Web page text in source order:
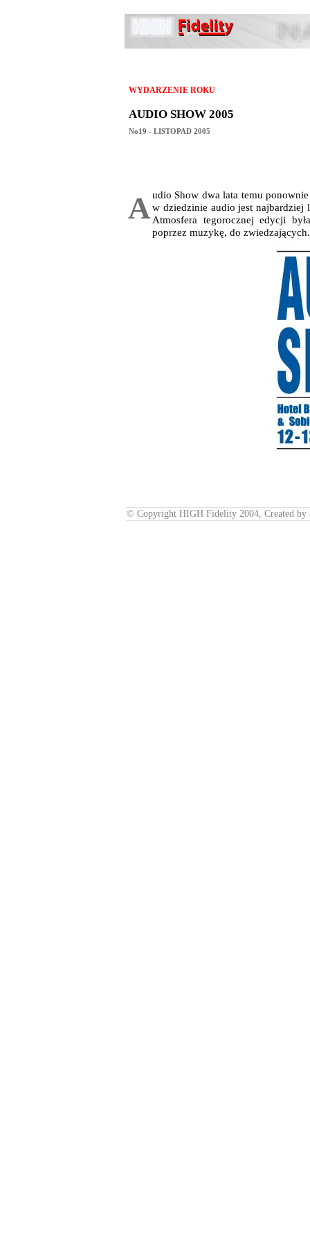
WYDARZENIE ROKU
AUDIO SHOW 2005
No19 - LISTOPAD 2005
Audio Show dwa lata temu
w dziedzinie audio jest
Atmosfera tegorocznej edycji
poprzez muzykę, do
© Copyright HIGH Fidelity 2004, Created by